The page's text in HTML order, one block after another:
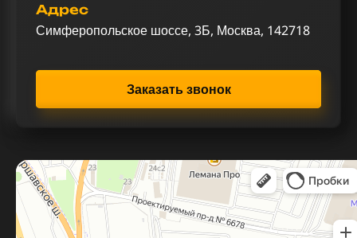
Адрес
Симферопольское шоссе, 3Б, Москва, 142718
Заказать звонок